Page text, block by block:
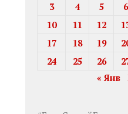
3
4 5 6
10
11 12
17
18 19
24
25 26
« Янв